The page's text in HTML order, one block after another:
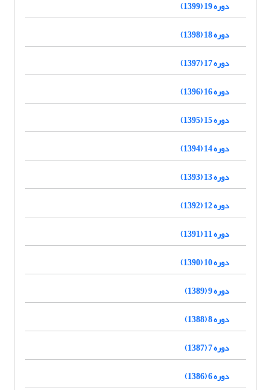
دوره 19 (1399)
دوره 18 (1398)
دوره 17 (1397)
دوره 16 (1396)
دوره 15 (1395)
دوره 14 (1394)
دوره 13 (1393)
دوره 12 (1392)
دوره 11 (1391)
دوره 10 (1390)
دوره 9 (1389)
دوره 8 (1388)
دوره 7 (1387)
دوره 6 (1386)